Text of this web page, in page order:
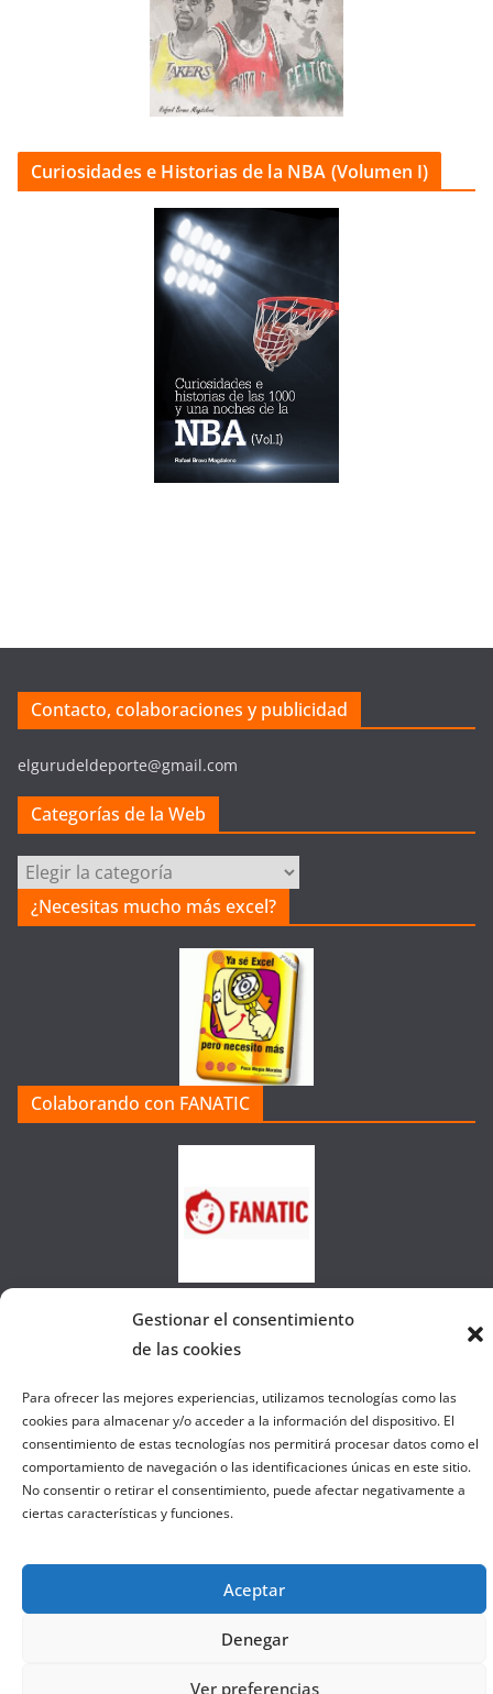
Curiosidades e Historias de la NBA (Volumen I)
Contacto, colaboraciones y publicidad
elgurudeldeporte@gmail.com
Categorías de la Web
a
t
a
¿Necesitas mucho más excel?
Colaborando con FANATIC
Copyright © 2026 el gurú del basket
. Todos los derechos
reservados.
Tema:ColorMagpor ThemeGrill. Funciona conWordPress.
Gestionar el consentimiento
de las cookies
Para ofrecer las mejores experiencias, utilizamos tecnologías como las
cookies para almacenar y/o acceder a la información del dispositivo. El
consentimiento de estas tecnologías nos permitirá procesar datos como el
comportamiento de navegación o las identificaciones únicas en este sitio.
No consentir o retirar el consentimiento, puede afectar negativamente a
ciertas características y funciones.
Aceptar
Denegar
Ver preferencias
Salir de la versión móvil